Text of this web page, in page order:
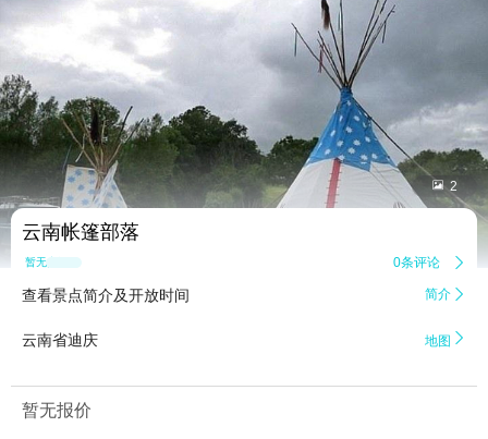
 2
云南帐篷部落
暂无点评 0条评论 
查看景点简介及开放时间 简介 
云南省迪庆 地图 
暂无报价
